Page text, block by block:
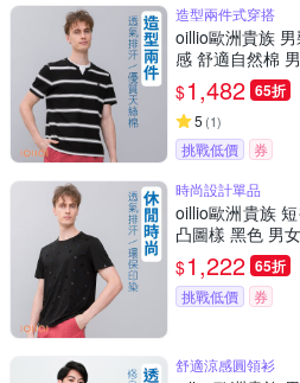
造型兩件式穿搭
oillio歐洲貴族
感 舒適自然棉
$1,482 65折
5 (1)
挑戰低價
券
時尚設計單品
oillio歐洲貴族
凸圖樣 黑色 男
$1,222 65折
挑戰低價 券
舒適涼感圓領衫